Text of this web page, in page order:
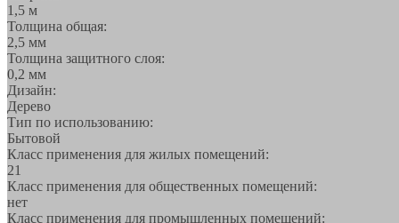
1,5 м
Толщина общая:
2,5 мм
Толщина защитного слоя:
0,2 мм
Дизайн:
Дерево
Тип по использованию:
Бытовой
Класс применения для жилых помещений:
21
Класс применения для общественных помещений:
нет
Класс применения для промышленных помещений: